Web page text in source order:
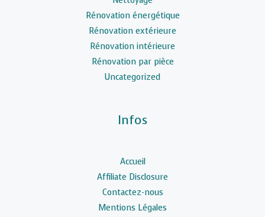
Rénovation énergétique
Rénovation extérieure
Rénovation intérieure
Rénovation par pièce
Uncategorized
Infos
Accueil
Affiliate Disclosure
Contactez-nous
Mentions Légales